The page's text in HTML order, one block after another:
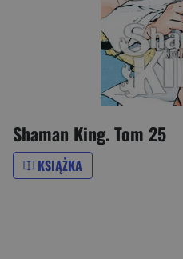
Shaman King. Tom 25
KSIĄŻKA